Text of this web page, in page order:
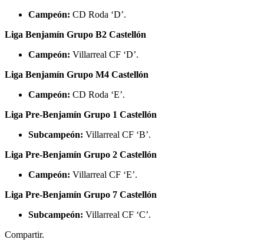
Campeón: CD Roda ‘D’.
Liga Benjamín Grupo B2 Castellón
Campeón: Villarreal CF ‘D’.
Liga Benjamín Grupo M4 Castellón
Campeón: CD Roda ‘E’.
Liga Pre-Benjamín Grupo 1 Castellón
Subcampeón: Villarreal CF ‘B’.
Liga Pre-Benjamín Grupo 2 Castellón
Campeón: Villarreal CF ‘E’.
Liga Pre-Benjamín Grupo 7 Castellón
Subcampeón: Villarreal CF ‘C’.
Compartir.